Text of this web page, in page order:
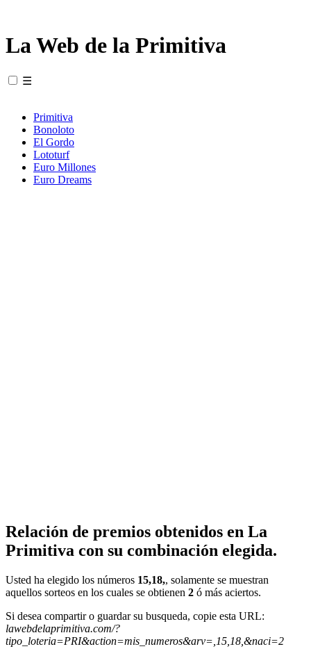
La Web de la Primitiva
☰
Primitiva
Bonoloto
El Gordo
Lototurf
Euro Millones
Euro Dreams
Relación de premios obtenidos en La
Primitiva con su combinación elegida.
Usted ha elegido los números 15,18,, solamente se muestran
aquellos sorteos en los cuales se obtienen 2 ó más aciertos.
Si desea compartir o guardar su busqueda, copie esta URL:
lawebdelaprimitiva.com/?
tipo_loteria=PRI&action=mis_numeros&arv=,15,18,&naci=2